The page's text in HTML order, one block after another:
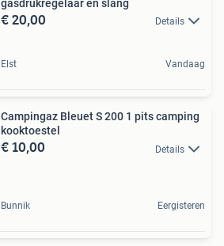
gasdrukregelaar en slang
€ 20,00 Details
Elst Vandaag
Campingaz Bleuet S 200 1 pits camping
kooktoestel
€ 10,00 Details
Bunnik Eergisteren